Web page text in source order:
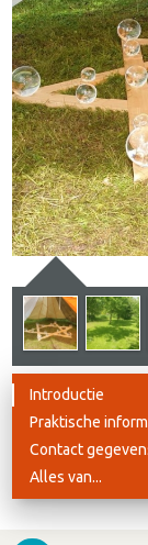
Introductie
Praktische
Contact
Alles van...